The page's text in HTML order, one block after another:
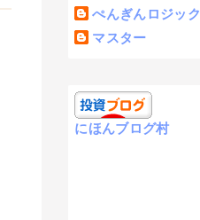
ぺんぎんロジック
マスター
にほんブログ村